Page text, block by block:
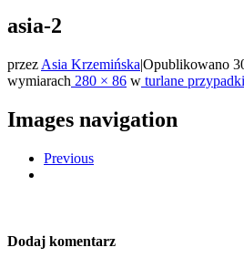
asia-2
przez Asia Krzemińska|Opublikowano
wymiarach 280 × 86 w turlane przypadki
Images navigation
Previous
Dodaj komentarz